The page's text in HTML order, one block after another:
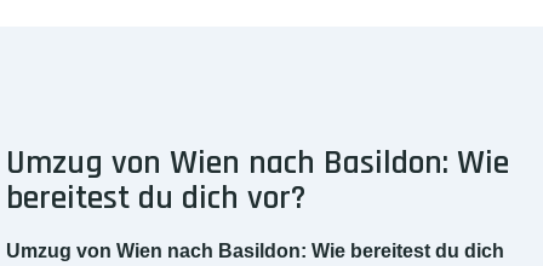
Umzug von Wien nach Basildon: Wie
bereitest du dich vor?
Umzug von Wien nach Basildon: Wie bereitest du dich